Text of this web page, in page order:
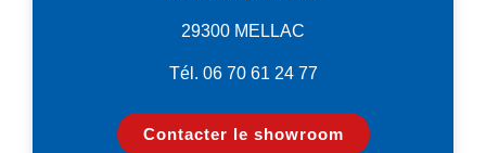
29300 MELLAC
Tél. 06 70 61 24 77
Contacter le showroom